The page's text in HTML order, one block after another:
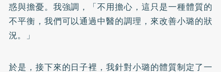
惑與擔憂。我強調，「不用擔心，這只是一種體質的
不平衡，我們可以通過中醫的調理，來改善小璐的狀
況。」
於是，接下來的日子裡，我針對小璐的體質制定了一